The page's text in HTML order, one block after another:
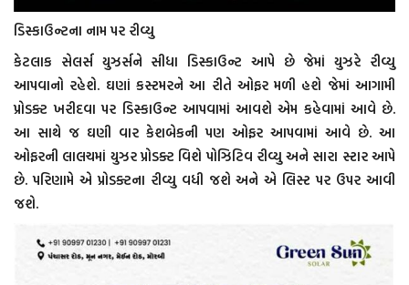
ડિસ્કાઉન્ટના નામ પર રીવ્યુ
કેટલાક સેલર્સ યુઝર્સને સીધા ડિસ્કાઉન્ટ આપે છે જેમાં યુઝરે રીવ્યુ
આપવાનો રહેશે. ઘણાં કસ્ટમરને આ રીતે ઓફર મળી હશે જેમાં આગામી
પ્રોડક્ટ ખરીદવા પર ડિસ્કાઉન્ટ આપવામાં આવશે એમ કહેવામાં આવે છે.
આ સાથે જ ઘણી વાર કેશબેકની પણ ઓફર આપવામાં આવે છે. આ
ઓફરની લાલચમાં યુઝર પ્રોડક્ટ વિશે પોઝિટિવ રીવ્યુ અને સારા સ્ટાર આપે
છે. પરિણામે એ પ્રોડક્ટના રીવ્યુ વધી જશે અને એ લિસ્ટ પર ઉપર આવી
જશે.